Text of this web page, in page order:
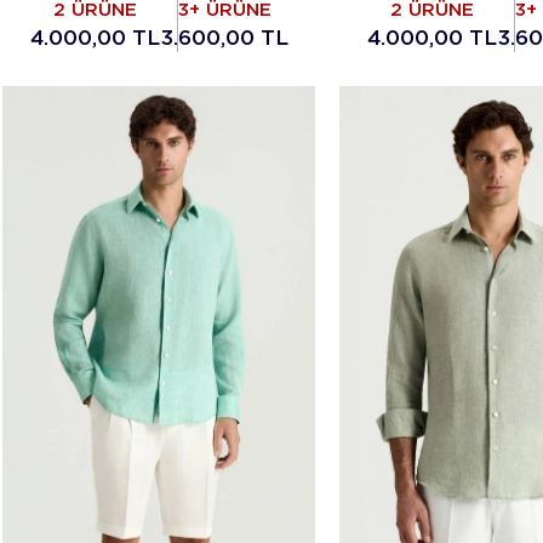
2 ÜRÜNE
4.000,00 TL
3+ ÜRÜNE
3.600,00 TL
2 ÜRÜNE
4.000,00 TL
3+